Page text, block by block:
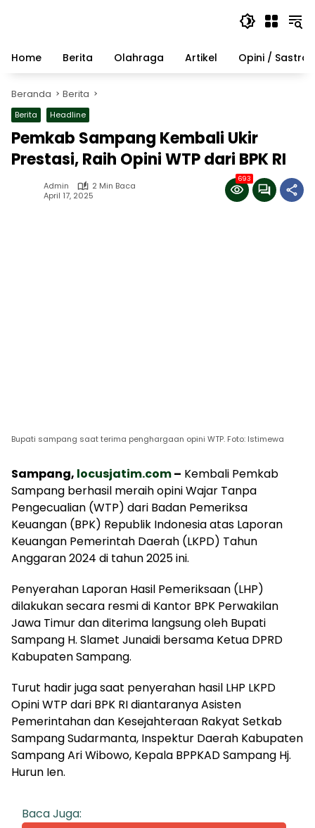
Home
Berita Olahraga Artikel Opini / Sastra
Beranda Berita
Berita Headline
Pemkab Sampang Kembali Ukir
Prestasi, Raih Opini WTP dari BPK RI
Admin
2 Min Baca
April 17, 2025
693
Bupati sampang saat terima penghargaan opini WTP. Foto: Istimewa
Sampang, locusjatim.com– Kembali Pemkab
Sampang berhasil meraih opini Wajar Tanpa
Pengecualian (WTP) dari Badan Pemeriksa
Keuangan (BPK) Republik Indonesia atas Laporan
Keuangan Pemerintah Daerah (LKPD) Tahun
Anggaran 2024 di tahun 2025 ini.
Penyerahan Laporan Hasil Pemeriksaan (LHP)
dilakukan secara resmi di Kantor BPK Perwakilan
Jawa Timur dan diterima langsung oleh Bupati
Sampang H. Slamet Junaidi bersama Ketua DPRD
Kabupaten Sampang.
Turut hadir juga saat penyerahan hasil LHP LKPD
Opini WTP dari BPK RI diantaranya Asisten
Pemerintahan dan Kesejahteraan Rakyat Setkab
Sampang Sudarmanta, Inspektur Daerah Kabupaten
Sampang Ari Wibowo, Kepala BPPKAD Sampang Hj.
Hurun Ien.
Baca Juga: